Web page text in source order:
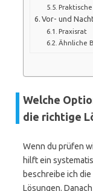
Vor- und
Praxisrat
Ähnliche
Welche
die richtige
Wenn du prüfen
hilft ein
beschreibe ich
Lösungen.